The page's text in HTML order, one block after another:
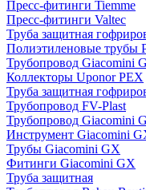
Пресс-фитинги Tiemme
Пресс-фитинги Valtec
Труба защитная
Полиэтиленовые трубы
Трубопровод Giacomini
Коллекторы Uponor PEX
Труба защитная
Трубопровод FV-Plast
Трубопровод Giacomini
Инструмент Giacomini
Трубы Giacomini GX
Фитинги Giacomini GX
Труба защитная